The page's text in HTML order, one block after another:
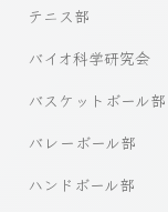
テニス部
バイオ科学研究会
バスケットボール部
バレーボール部
ハンドボール部